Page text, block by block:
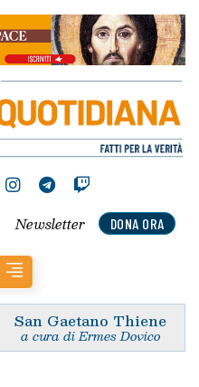
DONA ORA
Newsletter
San Gaetano Thiene
a cura di Ermes Dovico